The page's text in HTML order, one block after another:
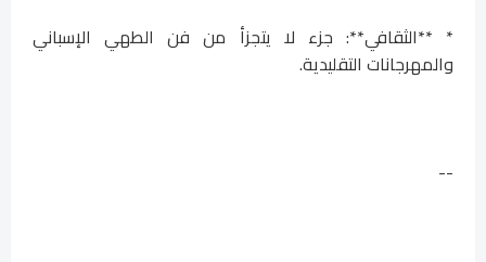
* **الثقافي**: جزء لا يتجزأ من فن الطهي الإسباني
والمهرجانات التقليدية.
--